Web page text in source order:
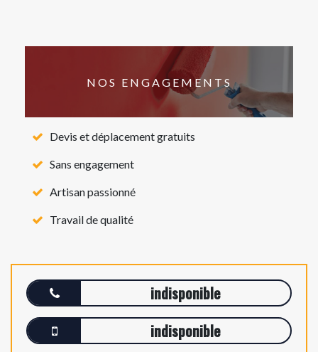
NOS ENGAGEMENTS
Devis et déplacement gratuits
Sans engagement
Artisan passionné
Travail de qualité
indisponible
indisponible